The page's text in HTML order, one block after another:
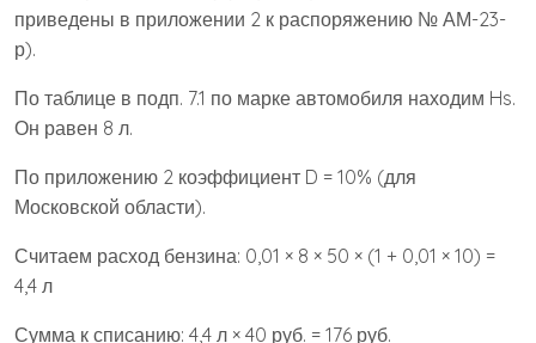
приведены в приложении 2 к распоряжению № АМ-23-
р).
По таблице в подп. 7.1 по марке автомобиля находим Hs.
Он равен 8 л.
По приложению 2 коэффициент D = 10% (для
Московской области).
Считаем расход бензина: 0,01 × 8 × 50 × (1 + 0,01 × 10) =
4,4 л
Сумма к списанию: 4,4 л × 40 руб. = 176 руб.